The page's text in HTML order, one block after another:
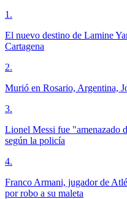
1 .
El nuevo destino de Lamine
Cartagena
2.
Murió en Rosario, Argentina,
3.
Lionel Messi fue "amenazado
según la policía
4.
Franco Armani, jugador de
por robo a su maleta